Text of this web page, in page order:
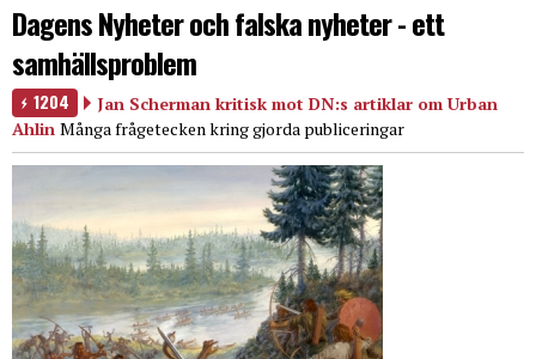
Dagens Nyheter och falska nyheter - ett
samhällsproblem
1204
Jan Scherman kritisk mot DN:s artiklar om Urban
Ahlin Många frågetecken kring gjorda publiceringar